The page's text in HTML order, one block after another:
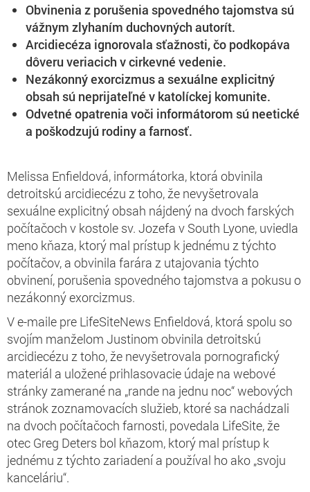
Obvinenia z porušenia spovedného tajomstva sú
vážnym zlyhaním duchovných autorít.
Arcidiecéza ignorovala sťažnosti, čo podkopáva
dôveru veriacich v cirkevné vedenie.
Nezákonný exorcizmus a sexuálne explicitný
obsah sú neprijateľné v katolíckej komunite.
Odvetné opatrenia voči informátorom sú neetické
a poškodzujú rodiny a farnosť.
Melissa Enfieldová, informátorka, ktorá obvinila
detroitskú arcidiecézu z toho, že nevyšetrovala
sexuálne explicitný obsah nájdený na dvoch farských
počítačoch v kostole sv. Jozefa v South Lyone, uviedla
meno kňaza, ktorý mal prístup k jednému z týchto
počítačov, a obvinila farára z utajovania týchto
obvinení, porušenia spovedného tajomstva a pokusu o
nezákonný exorcizmus.
V e-maile pre LifeSiteNews Enfieldová, ktorá spolu so
svojím manželom Justinom obvinila detroitskú
arcidiecézu z toho, že nevyšetrovala pornografický
materiál a uložené prihlasovacie údaje na webové
stránky zamerané na „rande na jednu noc“ webových
stránok zoznamovacích služieb, ktoré sa nachádzali
na dvoch počítačoch farnosti, povedala LifeSite, že
otec Greg Deters bol kňazom, ktorý mal prístup k
jednému z týchto zariadení a používal ho ako „svoju
kanceláriu“.